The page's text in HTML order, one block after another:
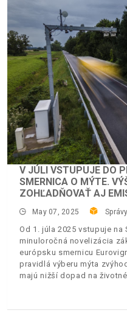
V JÚLI VSTUPUJE DO
SMERNICA O MÝTE.
ZOHĽADŇOVAŤ AJ
May 07, 2025 Správy
Od 1. júla 2025 vstupuje
minuloročná novelizácia
európsku smernicu
pravidlá výberu mýta
majú nižší dopad na